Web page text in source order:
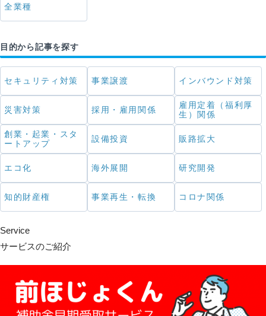
全業種
目的から記事を探す
セキュリティ対策 事業譲渡 インバウンド対策
災害対策 採用・雇用関係
雇用定着（福利厚
生）関係
創業・起業・スタ
ートアップ
設備投資 販路拡大
エコ化 海外展開 研究開発
知的財産権 事業再生・転換 コロナ関係
Service
サービスのご紹介